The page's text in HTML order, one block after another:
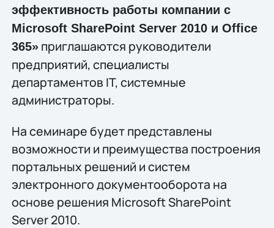
эффективность работы компании с
Microsoft SharePoint Server 2010 и Office
365»приглашаются руководители
предприятий, специалисты
департаментов IT, системные
администраторы.
На семинаре будет представлены
возможности и преимущества построения
портальных решений и систем
электронного документооборота на
основе решения Microsoft SharePoint
Server 2010.